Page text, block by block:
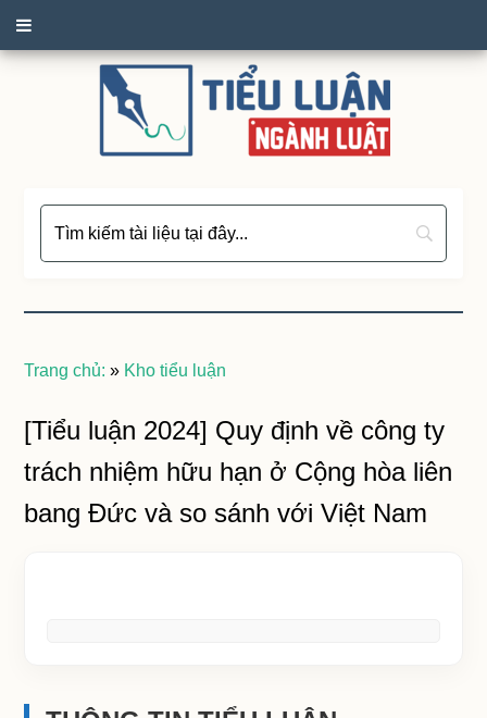
Trang chủ: » Kho tiểu luận
[Tiểu luận 2024] Quy định về công ty
trách nhiệm hữu hạn ở Cộng hòa liên
bang Đức và so sánh với Việt Nam